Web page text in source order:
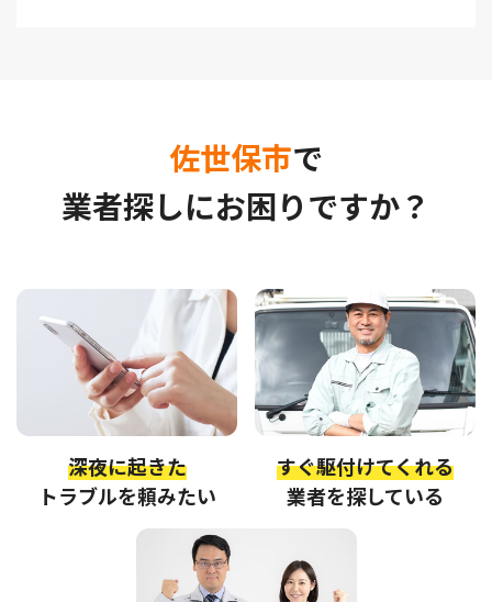
佐世保市で
業者探しにお困りですか？
深夜に起きた
トラブルを頼みたい
すぐ駆付けてくれる
業者を探している